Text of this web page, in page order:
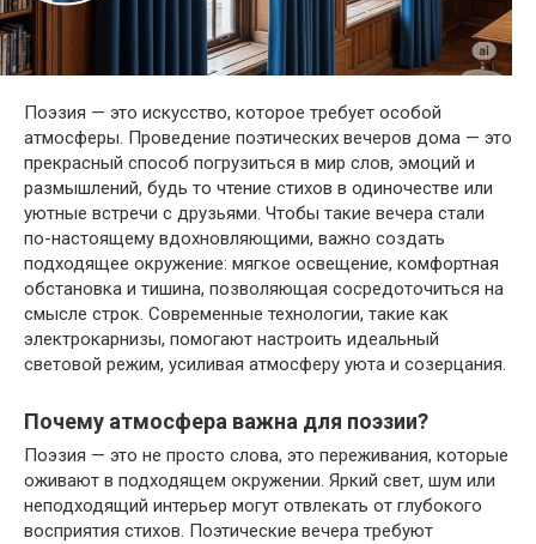
Поэзия — это искусство, которое требует особой
атмосферы. Проведение поэтических вечеров дома — это
прекрасный способ погрузиться в мир слов, эмоций и
размышлений, будь то чтение стихов в одиночестве или
уютные встречи с друзьями. Чтобы такие вечера стали
по-настоящему вдохновляющими, важно создать
подходящее окружение: мягкое освещение, комфортная
обстановка и тишина, позволяющая сосредоточиться на
смысле строк. Современные технологии, такие как
электрокарнизы, помогают настроить идеальный
световой режим, усиливая атмосферу уюта и созерцания.
Почему атмосфера важна для поэзии?
Поэзия — это не просто слова, это переживания, которые
оживают в подходящем окружении. Яркий свет, шум или
неподходящий интерьер могут отвлекать от глубокого
восприятия стихов. Поэтические вечера требуют